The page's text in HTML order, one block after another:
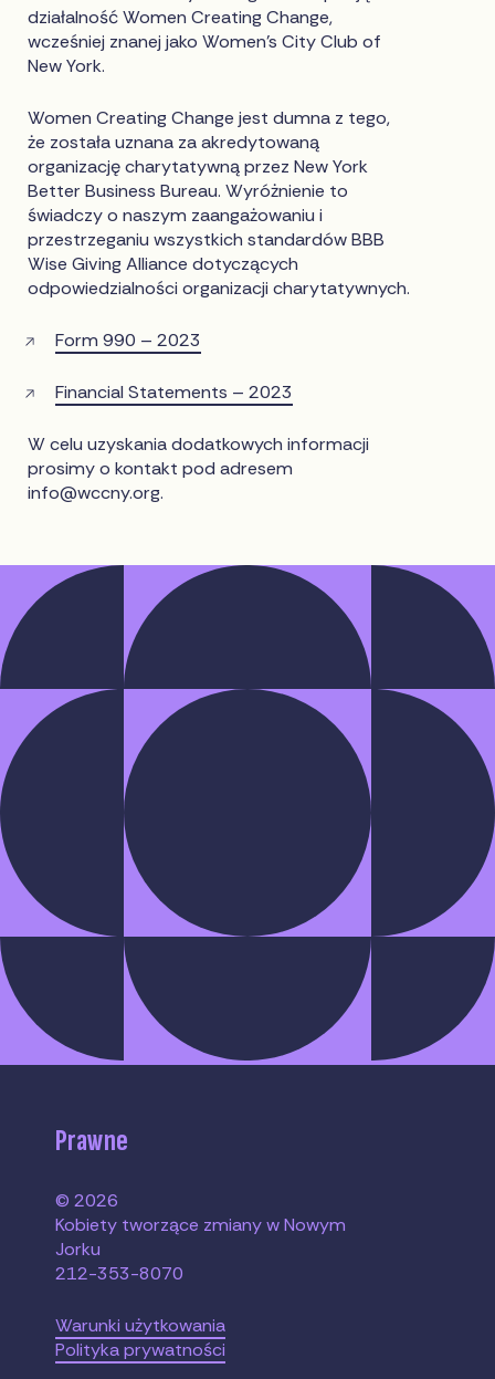
działalność Women Creating Change,
wcześniej znanej jako Women's City Club of
New York.
Women Creating Change jest dumna z tego,
że została uznana za akredytowaną
organizację charytatywną przez New York
Better Business Bureau. Wyróżnienie to
świadczy o naszym zaangażowaniu i
przestrzeganiu wszystkich standardów BBB
Wise Giving Alliance dotyczących
odpowiedzialności organizacji charytatywnych.
Form 990 – 2023
Financial Statements – 2023
W celu uzyskania dodatkowych informacji
prosimy o kontakt pod adresem
info@wccny.org.
Prawne
© 2026
Kobiety tworzące zmiany w Nowym
Jorku
212-353-8070
Warunki użytkowania
Polityka prywatności